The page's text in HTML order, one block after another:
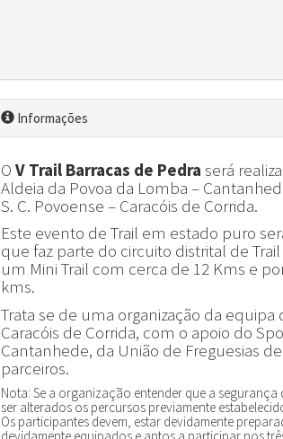
Informações
O V Trail Barracas de Pedra será
Aldeia da Povoa da Lomba –
S. C. Povoense – Caracóis de Corrida.
Este evento de Trail em estado puro
que faz parte do circuito distrital de Trail
um Mini Trail com cerca de 12 Kms e
kms.
Trata se de uma organização da equipa
Caracóis de Corrida, com o apoio do
Cantanhede, da União de Freguesias
parceiros.
Nota: Se a organização entender que a
ser alterados os percursos previamente
Os participantes devem, estar devidamente